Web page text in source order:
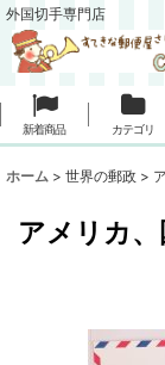
外国切手専門店
新着商品 カテゴリ
ホーム > 世界の郵政 >
アメリカ